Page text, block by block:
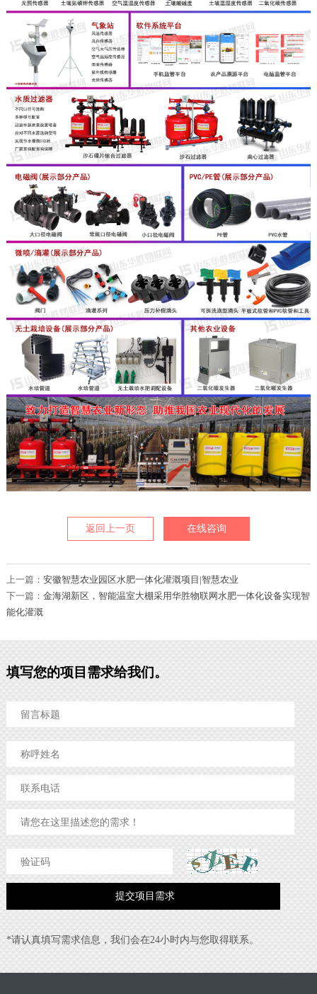
返回上一页 在线咨询
上一篇： 安徽智慧农业园区水肥一体化灌溉项目|智慧农业
下一篇： 金海湖新区，智能温室大棚采用华胜物联网水肥一体化设备实现智
能化灌溉
填写您的项目需求给我们。
*请认真填写需求信息，我们会在24小时内与您取得联系。